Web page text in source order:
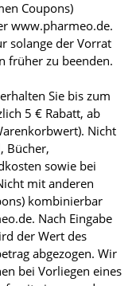
Coupons)
www.pharmeo.de.
solange der Vorrat
früher zu beenden.
Sie bis zum
5 € Rabatt, ab
Nicht
Bücher,
sowie bei
mit anderen
kombinierbar
Nach Eingabe
der Wert des
abgezogen. Wir
bei Vorliegen eines